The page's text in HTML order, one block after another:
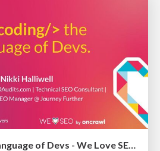
<Decoding/> the Language of Devs - We Love SEO 2024